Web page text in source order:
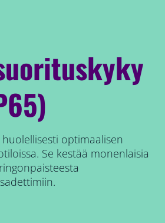
optimaalisen
Se kestää monenlaisia